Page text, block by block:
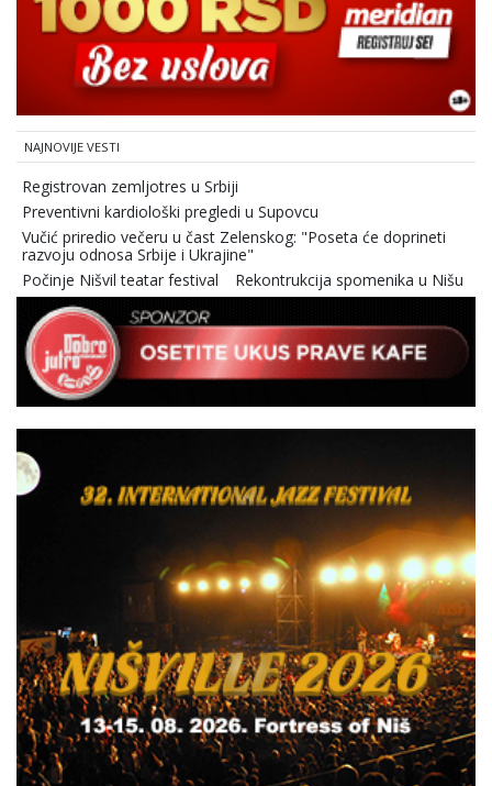
NAJNOVIJE VESTI
Registrovan zemljotres u Srbiji
Preventivni kardiološki pregledi u Supovcu
Vučić priredio večeru u čast Zelenskog: "Poseta će doprineti
razvoju odnosa Srbije i Ukrajine"
Počinje Nišvil teatar festival
Rekontrukcija spomenika u Nišu